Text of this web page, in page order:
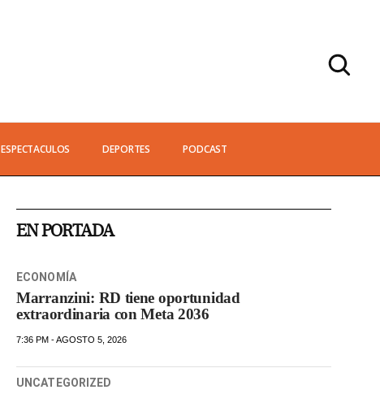
ESPECTACULOS DEPORTES PODCAST
EN PORTADA
ECONOMÍA
Marranzini: RD tiene oportunidad
extraordinaria con Meta 2036
7:36 PM - AGOSTO 5, 2026
UNCATEGORIZED